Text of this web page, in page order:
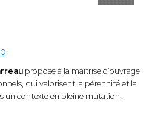
propose à la maîtrise d’ouvrage
qui valorisent la pérennité et la
un contexte en pleine mutation.